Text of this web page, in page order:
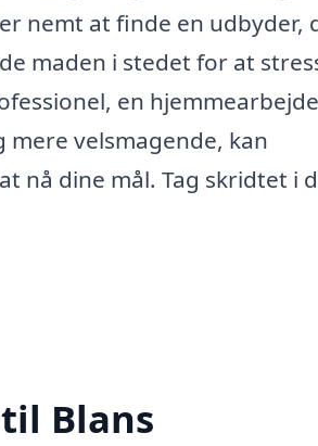
nemt at finde en udbyder,
maden i stedet for at
en
velsmagende, kan
nå dine mål. Tag skridtet i
Blans